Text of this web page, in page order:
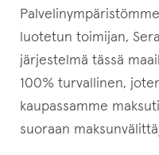
luotetun toimijan,
järjestelmä tässä
100% turvallinen,
kaupassamme
suoraan